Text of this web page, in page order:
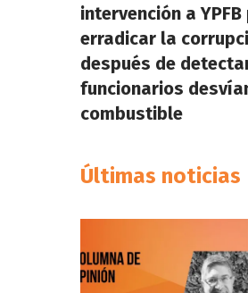
intervención a YPFB
erradicar la
después de
funcionarios
combustible
Últimas noticias